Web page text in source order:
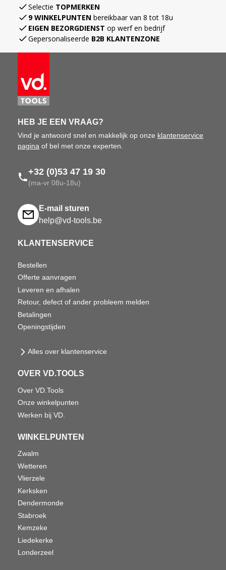
Selectie TOPMERKEN
9 WINKELPUNTEN bereikbaar van 8 tot 18u
EIGEN BEZORGDIENST op werf en bedrijf
Gepersonaliseerde B2B KLANTENZONE
HEB JE EEN VRAAG?
Vind je antwoord snel en makkelijk op onze klantenservice
pagina of bel met onze experten.
+32 (0)53 47 19 30
(ma-vr 08u-18u)
E-mail sturen
help@vd-tools.be
KLANTENSERVICE
Bestellen
Offerte aanvragen
Leveren en afhalen
Retour, defect of ander probleem melden
Betalingen
Openingstijden
Alles over klantenservice
OVER VD.TOOLS
Over VD.Tools
Onze winkelpunten
Werken bij VD.
WINKELPUNTEN
Zwalm
Wetteren
Vlierzele
Kerksken
Dendermonde
Stabroek
Kemzeke
Liedekerke
Londerzeel